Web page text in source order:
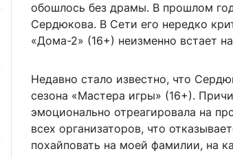
обошлось без драмы. В прошлом
Сердюкова. В Сети его нередко
«Дома-2» (16+) неизменно встает
Недавно стало известно, что
сезона «Мастера игры» (16+).
эмоционально отреагировала на
всех организаторов, что
похайповать на моей фамилии, на